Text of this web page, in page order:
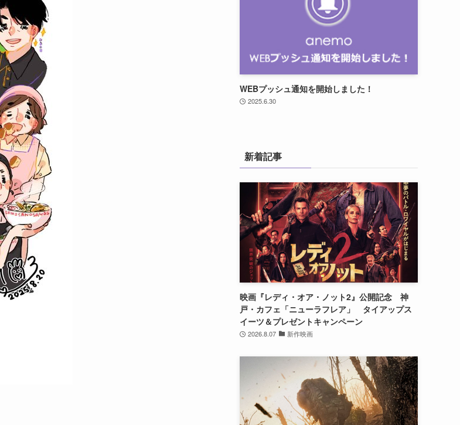
WEBプッシュ通知を開始しました！
2025.6.30
新着記事
映画『レディ・オア・ノット2』公開記念 神
戸・カフェ「ニューラフレア」 タイアップス
イーツ＆プレゼントキャンペーン
2026.8.07 新作映画